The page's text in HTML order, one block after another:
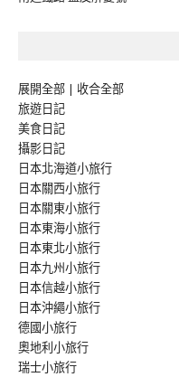
展開全部 | 收合全部
旅遊日記
美食日記
攝影日記
日本北海道小旅行
日本關西小旅行
日本關東小旅行
日本東海小旅行
日本東北小旅行
日本九州小旅行
日本信越小旅行
日本沖繩小旅行
德國小旅行
奧地利小旅行
瑞士小旅行